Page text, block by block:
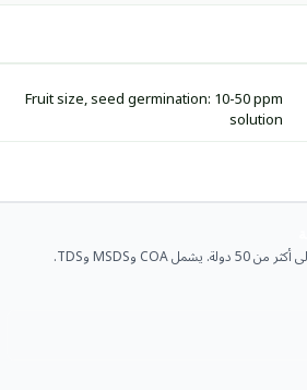
Fruit size, seed germination: 10-50 ppm
solution